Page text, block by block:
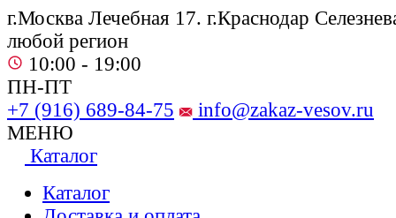
г.Москва Лечебная 17. г.Краснодар
любой регион
10:00 - 19:00
ПН-ПТ
+7 (916) 689-84-75
info@zakaz-vesov.ru
МЕНЮ
Каталог
Каталог